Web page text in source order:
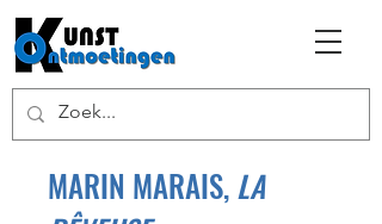
MARIN MARAIS, LA